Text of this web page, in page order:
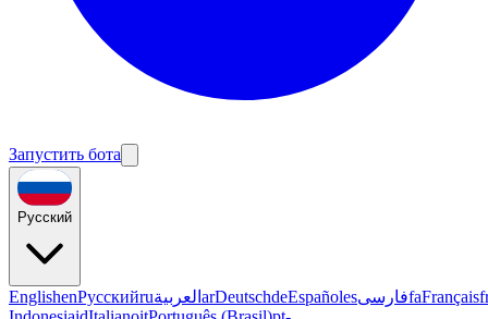
Запустить бота
Русский
EnglishenРусскийruالعربية arDeutschdeEspañolesفارسیfaFrançais